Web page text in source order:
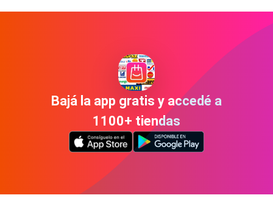
Bajá la app gratis y accedé a
1100+ tiendas